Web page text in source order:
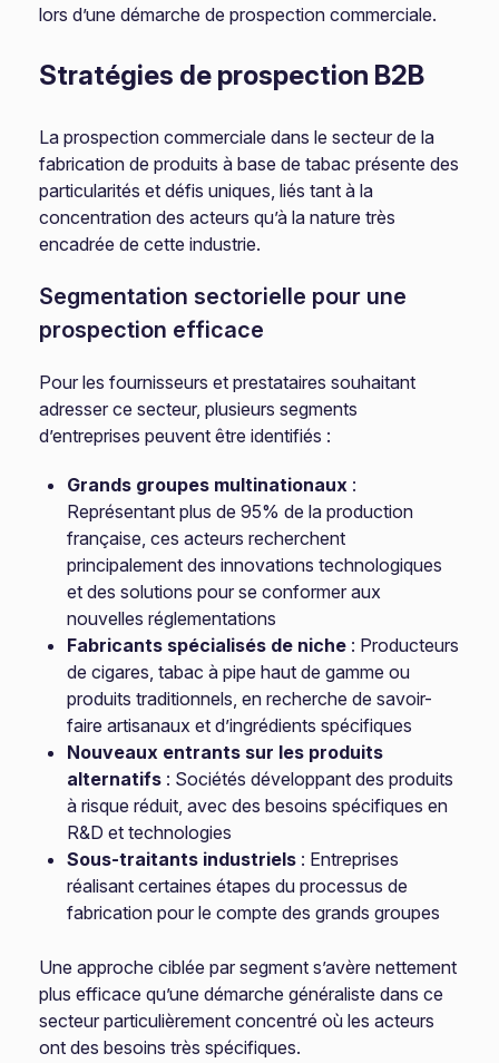
lors d’une démarche de prospection commerciale.
Stratégies de prospection B2B
La prospection commerciale dans le secteur de la
fabrication de produits à base de tabac présente des
particularités et défis uniques, liés tant à la
concentration des acteurs qu’à la nature très
encadrée de cette industrie.
Segmentation sectorielle pour une
prospection efficace
Pour les fournisseurs et prestataires souhaitant
adresser ce secteur, plusieurs segments
d’entreprises peuvent être identifiés :
Grands groupes multinationaux :
Représentant plus de 95% de la production
française, ces acteurs recherchent
principalement des innovations technologiques
et des solutions pour se conformer aux
nouvelles réglementations
Fabricants spécialisés de niche : Producteurs
de cigares, tabac à pipe haut de gamme ou
produits traditionnels, en recherche de savoir-
faire artisanaux et d’ingrédients spécifiques
Nouveaux entrants sur les produits
alternatifs : Sociétés développant des produits
à risque réduit, avec des besoins spécifiques en
R&D et technologies
Sous-traitants industriels : Entreprises
réalisant certaines étapes du processus de
fabrication pour le compte des grands groupes
Une approche ciblée par segment s’avère nettement
plus efficace qu’une démarche généraliste dans ce
secteur particulièrement concentré où les acteurs
ont des besoins très spécifiques.